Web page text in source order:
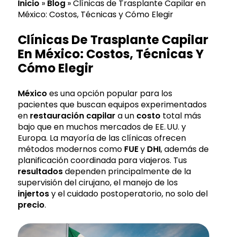
Inicio » Blog »Clínicas de Trasplante Capilar en
México: Costos, Técnicas y Cómo Elegir
Clínicas De Trasplante Capilar
En México: Costos, Técnicas Y
Cómo Elegir
México es una opción popular para los
pacientes que buscan equipos experimentados
en restauración capilar a un costo total más
bajo que en muchos mercados de EE. UU. y
Europa. La mayoría de las clínicas ofrecen
métodos modernos como FUEy DHI, además de
planificación coordinada para viajeros. Tus
resultadosdependen principalmente de la
supervisión del cirujano, el manejo de los
injertosy el cuidado postoperatorio, no solo del
precio.